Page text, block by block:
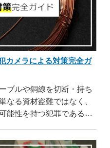
カメラによる対策完全ガ
ブルや銅線を切断・持ち
なる資材盗難ではなく、
能性を持つ犯罪である点